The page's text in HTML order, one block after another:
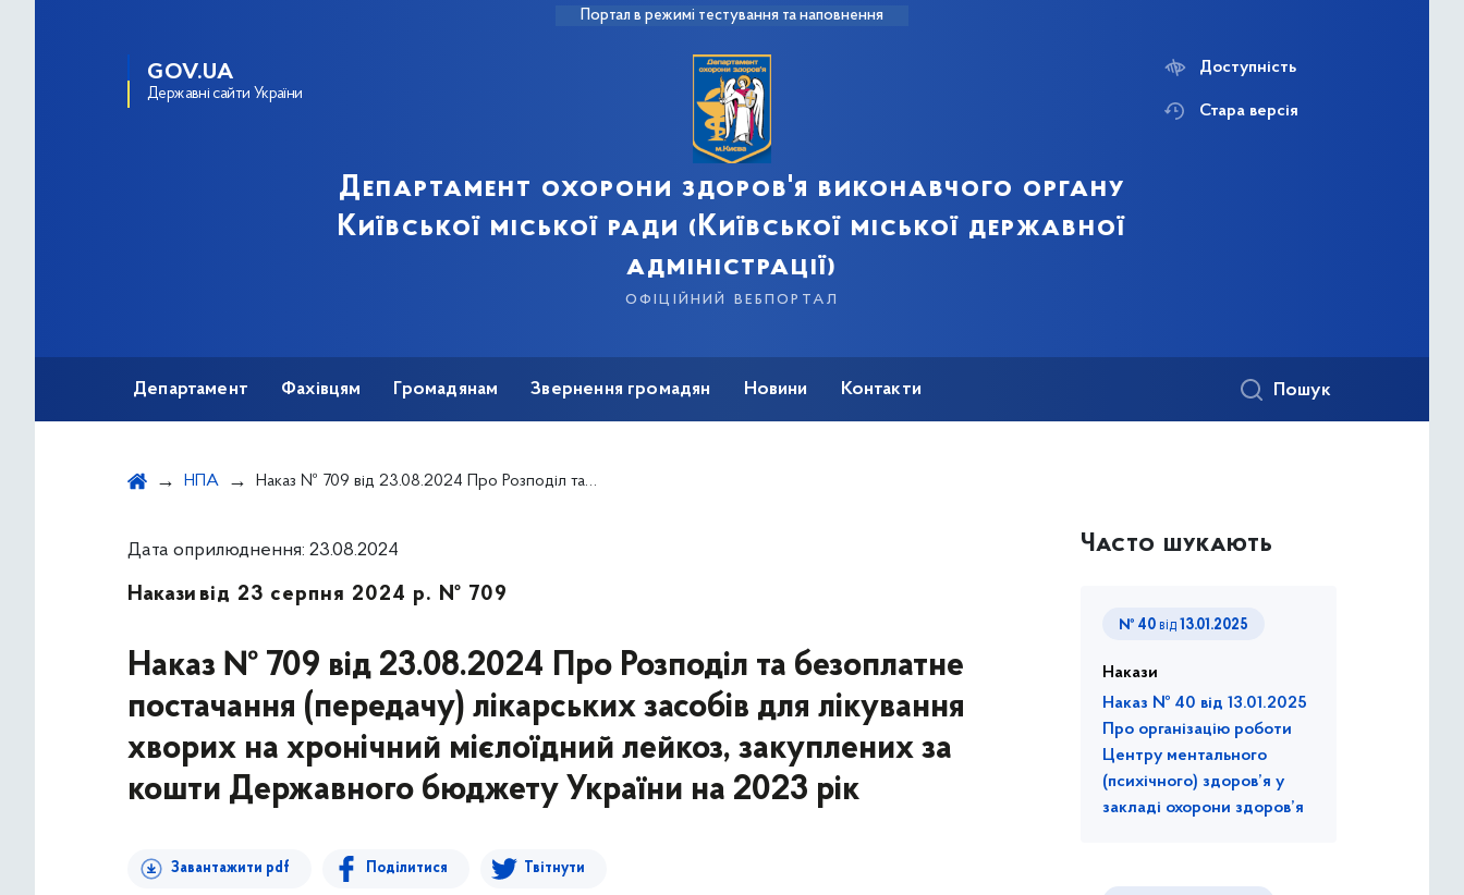
Портал в режимі тестування та наповнення
GOV.UA
Державні сайти України
Департамент охорони здоров'я виконавчого органу
Київської міської ради (Київської міської державної
адміністрації)
офіційний вебпортал
Доступність
Стара версія
Департамент Фахівцям Громадянам Звернення громадян Новини Контакти Пошук
НПА Наказ № 709 від 23.08.2024 Про Розподіл та безоплатне постачання (передачу) лікарських засобів для лікування хворих на хронічний мієлоїдний лейкоз, закуплених за кошти Державного бюджету України на 2023 рік
Дата оприлюднення: 23.08.2024
Накази від 23 серпня 2024 р. № 709
Наказ № 709 від 23.08.2024 Про Розподіл та безоплатне
постачання (передачу) лікарських засобів для лікування
хворих на хронічний мієлоїдний лейкоз, закуплених за
кошти Державного бюджету України на 2023 рік
Завантажити pdf Поділитися Твітнути
Часто шукають
№ 40 від 13.01.2025
Накази
Наказ № 40 від 13.01.2025
Про організацію роботи
Центру ментального
(психічного) здоров’я у
закладі охорони здоров’я